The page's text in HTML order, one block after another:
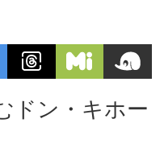
ドン・キホー